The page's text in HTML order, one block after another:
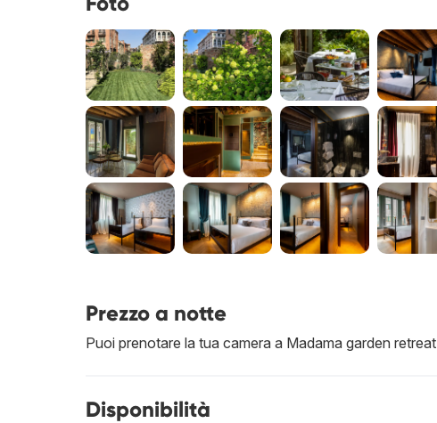
Prezzo a notte
Puoi prenotare la tua camera a Madama garden retreat
Disponibilità